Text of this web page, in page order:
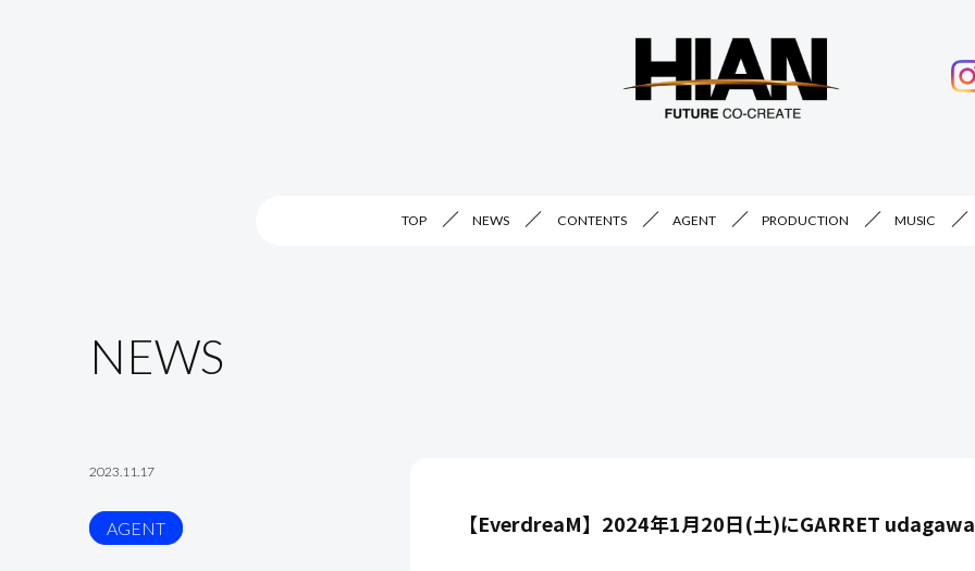
TOP NEWS CONTENTS AGENT PRODUCTION MUSIC
NEWS
2023.11.17
AGENT 【EverdreaM】2024年1月20日(土)にGARRET